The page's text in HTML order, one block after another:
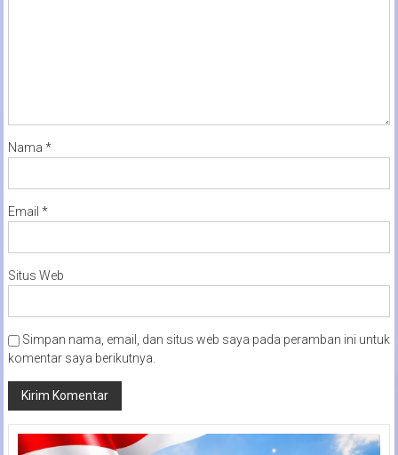
Nama *
Email *
Situs Web
Simpan nama, email, dan situs web saya pada peramban ini untuk
komentar saya berikutnya.